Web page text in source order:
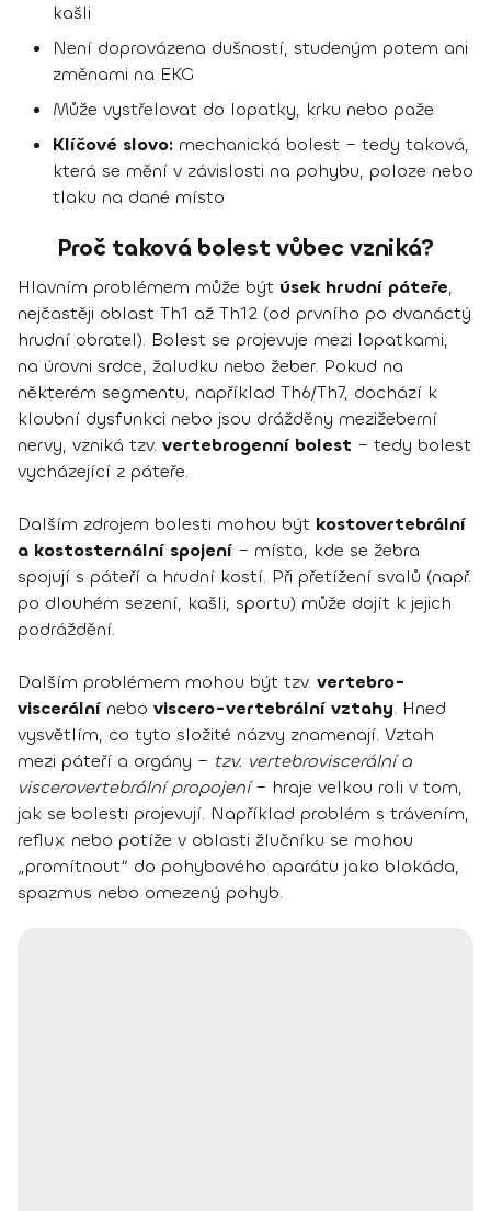
kašli
Není doprovázena dušností, studeným potem ani
změnami na EKG
Může vystřelovat do lopatky, krku nebo paže
Klíčové slovo: mechanická bolest – tedy taková,
která se mění v závislosti na pohybu, poloze nebo
tlaku na dané místo
Proč taková bolest vůbec vzniká?
Hlavním problémem může být úsek hrudní páteře,
nejčastěji oblast Th1 až Th12 (od prvního po dvanáctý
hrudní obratel). Bolest se projevuje mezi lopatkami,
na úrovni srdce, žaludku nebo žeber. Pokud na
některém segmentu, například Th6/Th7, dochází k
kloubní dysfunkci nebo jsou drážděny mezižeberní
nervy, vzniká tzv. vertebrogenní bolest – tedy bolest
vycházející z páteře.
Dalším zdrojem bolesti mohou být kostovertebrální
a kostosternální spojení – místa, kde se žebra
spojují s páteří a hrudní kostí. Při přetížení svalů (např.
po dlouhém sezení, kašli, sportu) může dojít k jejich
podráždění.
Dalším problémem mohou být tzv. vertebro-
viscerální nebo viscero-vertebrální vztahy. Hned
vysvětlím, co tyto složité názvy znamenají. Vztah
mezi páteří a orgány – tzv. vertebroviscerální a
viscerovertebrální propojení– hraje velkou roli v tom,
jak se bolesti projevují. Například problém s trávením,
reflux nebo potíže v oblasti žlučníku se mohou
„promítnout“ do pohybového aparátu jako blokáda,
spazmus nebo omezený pohyb.